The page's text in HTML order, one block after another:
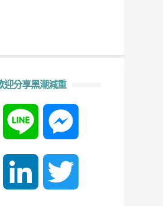
迎分享黑潮減重
Facebook Line
Email LinkedIn